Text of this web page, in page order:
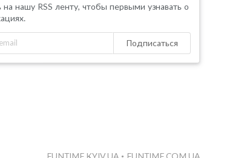
нашу RSS ленту, чтобы первыми узнавать о
Подписаться
FUNTIME.KYIV.UA • FUNTIME.COM.UA